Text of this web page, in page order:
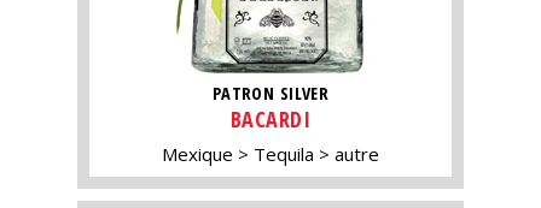
PATRON SILVER
BACARDI
Mexique Tequila autre